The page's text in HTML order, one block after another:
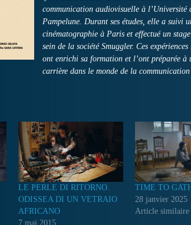
communication audiovisuelle à l’Université
Pampelune. Durant ses études, elle a suivi
cinématographie à Paris et effectué un
sein de la société Smuggler. Ces
ont enrichi sa formation et l’ont préparée à
carrière dans le monde de la
LE PERLE DI RITORNO.
ODISSEA DI UN VETRAIO
AFRICANO
7 mai 2015
TIME TO
28 janvier 2025
Article similaire